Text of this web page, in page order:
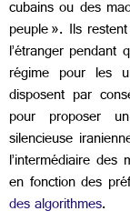
cubains ou des
peuple ». Ils
l’étranger
régime pour les
disposent par
pour proposer
silencieuse
l’intermédiaire
en fonction des
des algorithmes.